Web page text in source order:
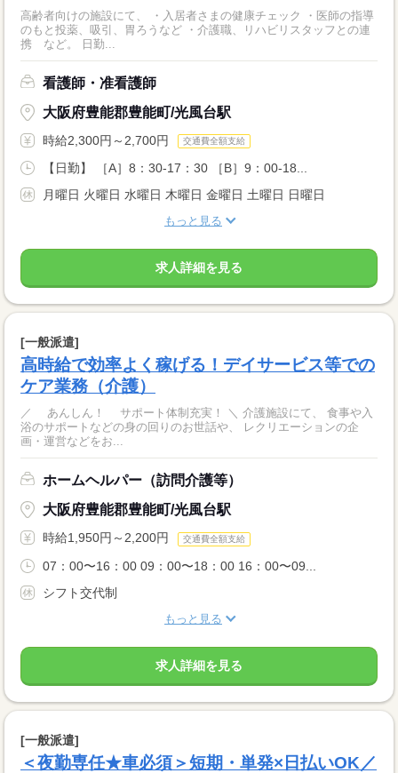
高齢者向けの施設にて、 ・入居者さまの健康チェック ・医師の指導
のもと投薬、吸引、胃ろうなど ・介護職、リハビリスタッフとの連
携 など。 日勤...
看護師・准看護師
大阪府豊能郡豊能町/光風台駅
時給2,300円～2,700円 交通費全額支給
【日勤】 ［A］8：30-17：30 ［B］9：00-18...
月曜日 火曜日 水曜日 木曜日 金曜日 土曜日 日曜日
もっと見る
求人詳細を見る
[一般派遣]
高時給で効率よく稼げる！デイサービス等での
ケア業務（介護）
／ あんしん！ サポート体制充実！ ＼ 介護施設にて、 食事や入
浴のサポートなどの身の回りのお世話や、 レクリエーションの企
画・運営などをお...
ホームヘルパー（訪問介護等）
大阪府豊能郡豊能町/光風台駅
時給1,950円～2,200円 交通費全額支給
07：00〜16：00 09：00〜18：00 16：00〜09...
シフト交代制
もっと見る
求人詳細を見る
[一般派遣]
＜夜勤専任★車必須＞短期・単発×日払いOK／